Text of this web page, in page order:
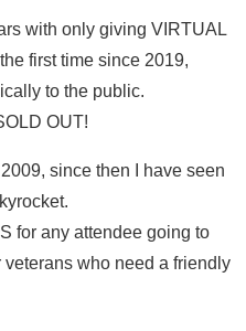
with only giving VIRTUAL
first time since 2019,
to the public.
OUT!
since then I have seen
for any attendee going to
who need a friendly